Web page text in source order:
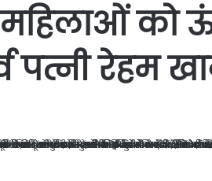
महिलाओं
पत्नी रेहम